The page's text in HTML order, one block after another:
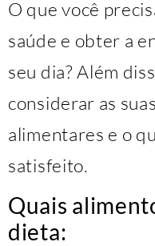
O que você
saúde e obter a
seu dia? Além
considerar as
alimentares e o
satisfeito.
Quais
dieta: